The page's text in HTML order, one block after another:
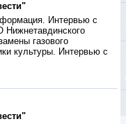
Интервью с
газового
культуры. Интервью с